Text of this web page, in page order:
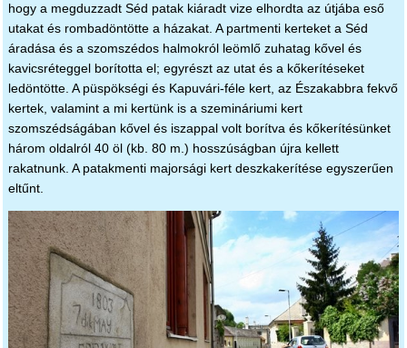
hogy a megduzzadt Séd patak kiáradt vize elhordta az útjába eső
utakat és rombadöntötte a házakat. A partmenti kerteket a Séd
áradása és a szomszédos halmokról leömlő zuhatag kővel és
kavicsréteggel borította el; egyrészt az utat és a kőkerítéseket
ledöntötte. A püspökségi és Kapuvári-féle kert, az Északabbra fekvő
kertek, valamint a mi kertünk is a szemináriumi kert
szomszédságában kővel és iszappal volt borítva és kőkerítésünket
három oldalról 40 öl (kb. 80 m.) hosszúságban újra kellett
rakatnunk. A patakmenti majorsági kert deszkakerítése egyszerűen
eltűnt.